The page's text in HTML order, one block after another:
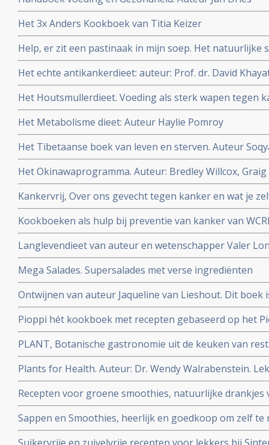
Het 3x Anders Kookboek van Titia Keizer
Help, er zit een pastinaak in mijn soep. Het natuurlijke
Bleeker.
Het echte antikankerdieet: auteur: Prof. dr. David
Het Houtsmullerdieet. Voeding als sterk wapen tegen
Het Metabolisme dieet: Auteur Haylie Pomroy
Het Tibetaanse boek van leven en sterven. Auteur
Het Okinawaprogramma. Auteur: Bredley Willcox,
Kankervrij, Over ons gevecht tegen kanker en wat je
wetenschapper William Cortvriendt
Kookboeken als hulp bij preventie van kanker van
Langlevendieet van auteur en wetenschapper Valer
Mega Salades. Supersalades met verse ingrediënten
Ontwijnen van auteur Jaqueline van Lieshout. Dit boek
voor een alcoholvrij leven.
Pioppi hét kookboek met recepten gebaseerd op het
diabetes-2 en hartfalen. Auteur:Aseem Malhotra
PLANT, Botanische gastronomie uit de keuken van
Auteur: Emile Van Der Staak
Plants for Health. Auteur: Dr. Wendy Walrabenstein.
basis van wetenschap | verbeter duurzaam je leefstijl
Recepten voor groene smoothies, natuurlijke
gemakkelijk zelf te maken
Sappen en Smoothies, heerlijk en goedkoop om zelf te